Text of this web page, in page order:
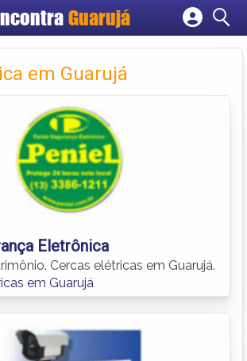
Guarujá
Cadastrar empresa
Criar conta
em Guarujá
Eletrônica
Cercas elétricas em Guarujá.
em Guarujá